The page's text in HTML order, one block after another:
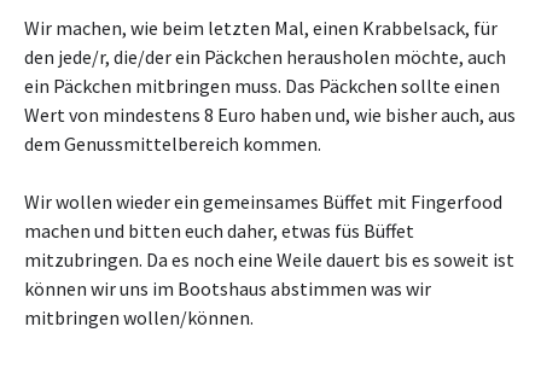
Wir machen, wie beim letzten Mal, einen Krabbelsack, für
den jede/r, die/der ein Päckchen herausholen möchte, auch
ein Päckchen mitbringen muss. Das Päckchen sollte einen
Wert von mindestens 8 Euro haben und, wie bisher auch, aus
dem Genussmittelbereich kommen.
Wir wollen wieder ein gemeinsames Büffet mit Fingerfood
machen und bitten euch daher, etwas füs Büffet
mitzubringen. Da es noch eine Weile dauert bis es soweit ist
können wir uns im Bootshaus abstimmen was wir
mitbringen wollen/können.